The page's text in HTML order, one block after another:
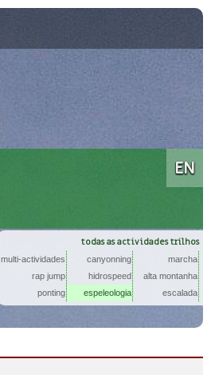
EN
todas as actividades trilhos
marcha
alta montanha
escalada
canyonning
hidrospeed
espeleologia
multi-actividades
rap jump
ponting